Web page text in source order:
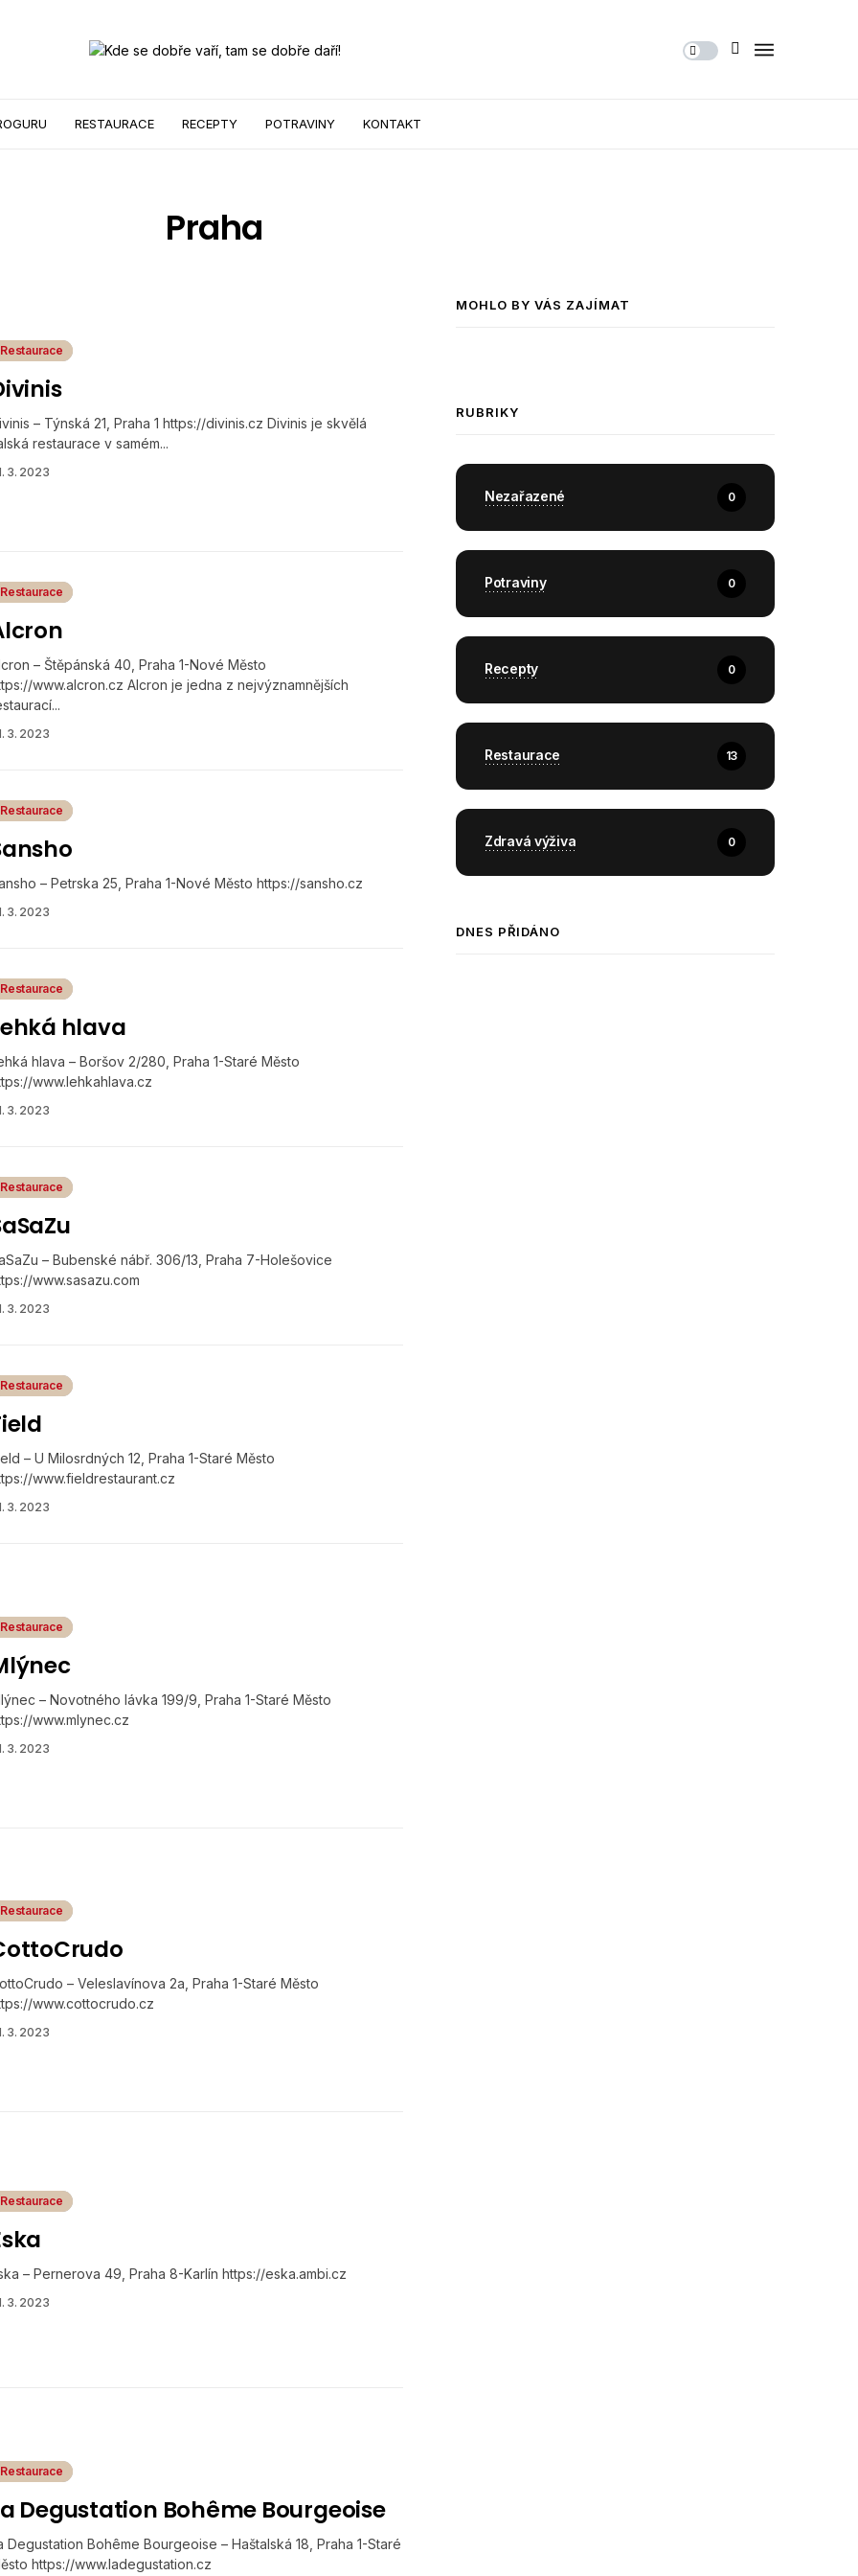
RESTAURACE RECEPTY POTRAVINY KONTAKT
Praha
Restaurace
– Týnská 21, Praha 1 https://divinis.cz Divinis je skvělá
restaurace v samém...
3. 2023
Restaurace
– Štěpánská 40, Praha 1-Nové Město
www.alcron.cz Alcron je jedna z nejvýznamnějších
3. 2023
Restaurace
– Petrska 25, Praha 1-Nové Město https://sansho.cz
3. 2023
Restaurace
hlava
hlava – Boršov 2/280, Praha 1-Staré Město
www.lehkahlava.cz
3. 2023
Restaurace
– Bubenské nábř. 306/13, Praha 7-Holešovice
www.sasazu.com
3. 2023
Restaurace
– U Milosrdných 12, Praha 1-Staré Město
www.fieldrestaurant.cz
3. 2023
Restaurace
– Novotného lávka 199/9, Praha 1-Staré Město
www.mlynec.cz
3. 2023
Restaurace
– Veleslavínova 2a, Praha 1-Staré Město
www.cottocrudo.cz
3. 2023
Restaurace
– Pernerova 49, Praha 8-Karlín https://eska.ambi.cz
3. 2023
Restaurace
Degustation Bohême Bourgeoise
Degustation Bohême Bourgeoise – Haštalská 18, Praha 1-Staré
https://www.ladegustation.cz
MOHLO BY VÁS ZAJÍMAT
RUBRIKY
Nezařazené 0
Potraviny 0
Recepty 0
Restaurace 13
Zdravá výživa 0
DNES PŘIDÁNO